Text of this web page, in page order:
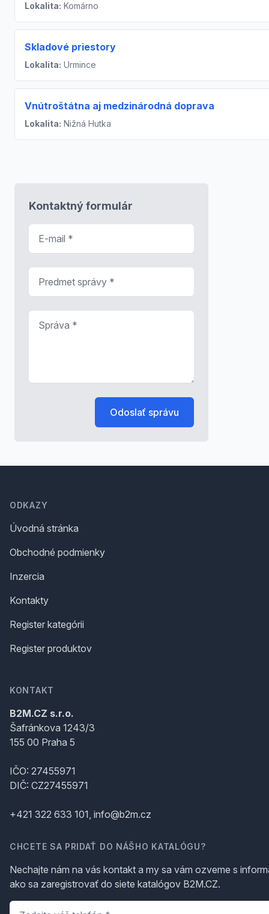
Lokalita: Komárno
Skladové priestory
Lokalita: Urmince
Vnútroštátna aj medzinárodná doprava
Lokalita: Nižná Hutka
Kontaktný formulár
Odoslať správu
ODKAZY
Úvodná stránka
Obchodné podmienky
Inzercia
Kontakty
Register kategórii
Register produktov
KONTAKT
B2M.CZ s.r.o.
Šafránkova 1243/3
155 00 Praha 5
IČO: 27455971
DIČ: CZ27455971
+421 322 633 101, info@b2m.cz
CHCETE SA PRIDAŤ DO NÁŠHO KATALÓGU?
Nechajte nám na vás kontakt a my sa vám ozveme s
ako sa zaregistrovať do siete katalógov B2M.CZ.
Telefón